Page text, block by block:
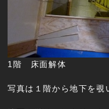
1階 床面解体
写真は１階から地下を覗